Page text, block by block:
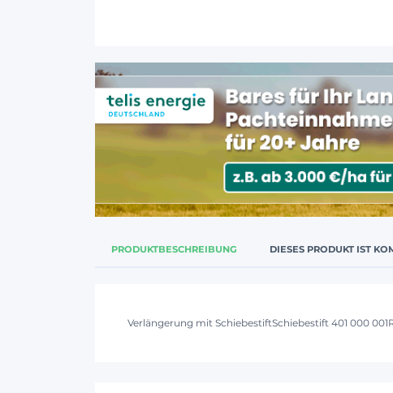
PRODUKTBESCHREIBUNG DIESES PRODUKT IST
Verlängerung mit SchiebestiftSchiebestift 401 000